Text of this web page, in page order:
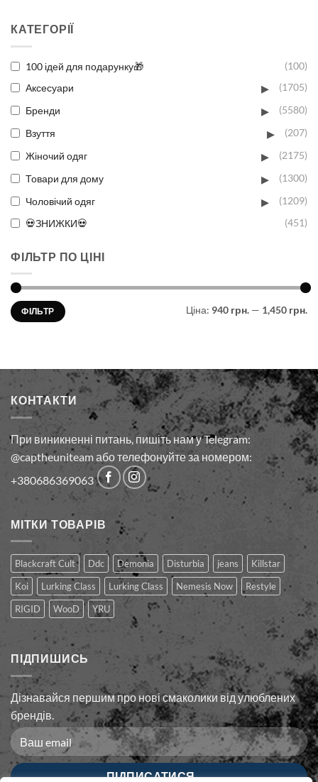
КАТЕГОРІЇ
100 ідей для подарунку🎁 (100)
Аксесуари ▸ (1705)
Бренди ▸ (5580)
Взуття ▸ (207)
Жіночий одяг ▸ (2175)
Товари для дому ▸ (1300)
Чоловічий одяг ▸ (1209)
💀ЗНИЖКИ💀 (451)
ФІЛЬТР ПО ЦІНІ
Мінімальна
ціна
Найбільша
цінаФІЛЬТР Ціна: 940 грн. — 1,450 грн.
КОНТАКТИ
При виникненні питань, пишіть нам у Telegram:
@captheuniteam або телефонуйте за номером:
+380686369063
МІТКИ ТОВАРІВ
Blackcraft Cult Ddc Demonia Disturbia jeans
Killstar
Koi
Lurking Class Lurking Сlass Nemesis Now
Restyle
RIGID
WooD YRU
ПІДПИШИСЬ
Дізнавайся першим про нові смаколики від улюблених
брендів.